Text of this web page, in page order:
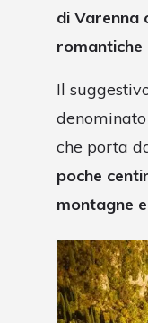
di Varenna
romantiche
Il
denominato
che porta
poche
montagne